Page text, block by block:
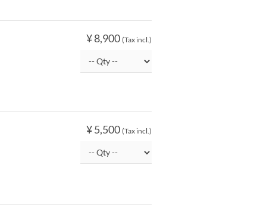
¥ 8,900 (Tax incl.)
¥ 5,500 (Tax incl.)